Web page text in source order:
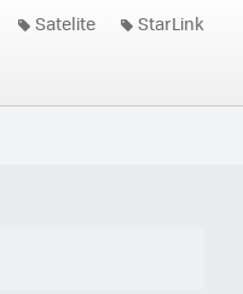
Satelite StarLink